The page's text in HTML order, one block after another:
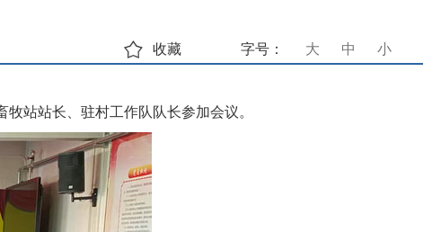
字号： 大 中 小
收藏
站站长、驻村工作队队长参加会议。